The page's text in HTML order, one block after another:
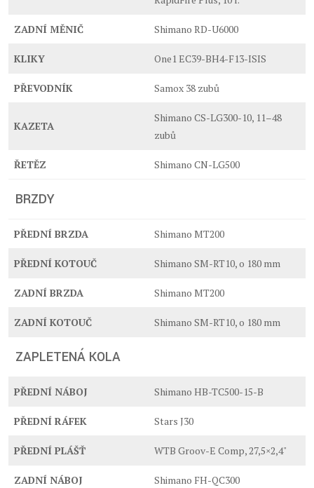
ZADNÍ MĚNIČ Shimano RD-U6000
KLIKY One1 EC39-BH4-F13-ISIS
PŘEVODNÍK Samox 38 zubů
KAZETA
Shimano CS-LG300-10, 11–48
zubů
ŘETĚZ Shimano CN-LG500
BRZDY
PŘEDNÍ BRZDA Shimano MT200
PŘEDNÍ KOTOUČ Shimano SM-RT10, o 180 mm
ZADNÍ BRZDA Shimano MT200
ZADNÍ KOTOUČ Shimano SM-RT10, o 180 mm
ZAPLETENÁ KOLA
PŘEDNÍ NÁBOJ Shimano HB-TC500-15-B
PŘEDNÍ RÁFEK Stars J30
PŘEDNÍ PLÁŠŤ WTB Groov-E Comp, 27,5×2,4"
ZADNÍ NÁBOJ Shimano FH-QC300